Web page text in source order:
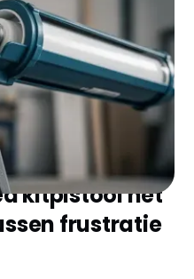
kent het verhaal:
valt met het juiste
kitpistool zorgt voor
handkrampen en levert
uw ervaring.
kitpistool het
frustratie